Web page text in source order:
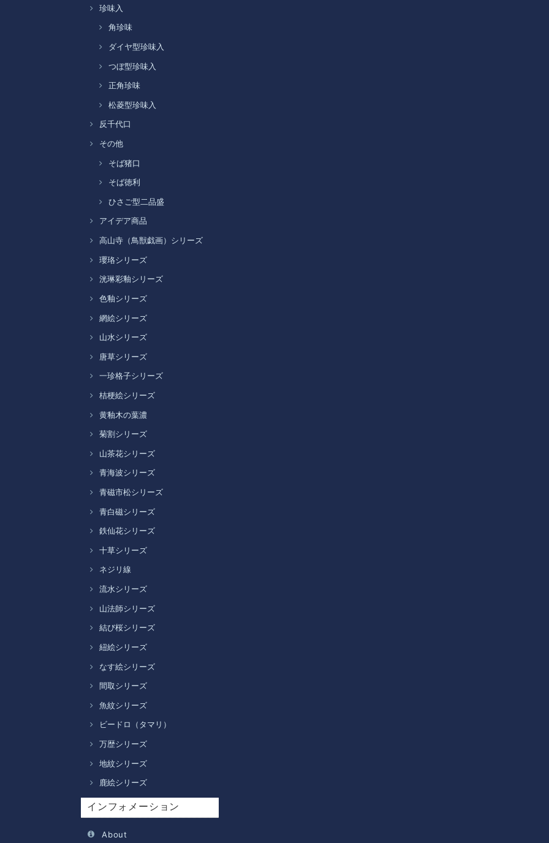
珍味入
角珍味
ダイヤ型珍味入
つぼ型珍味入
正角珍味
松菱型珍味入
反千代口
その他
そば猪口
そば徳利
ひさご型二品盛
アイデア商品
高山寺（鳥獣戯画）シリーズ
瓔珞シリーズ
洸琳彩釉シリーズ
色釉シリーズ
網絵シリーズ
山水シリーズ
唐草シリーズ
一珍格子シリーズ
桔梗絵シリーズ
黄釉木の葉濃
菊割シリーズ
山茶花シリーズ
青海波シリーズ
青磁市松シリーズ
青白磁シリーズ
鉄仙花シリーズ
十草シリーズ
ネジリ線
流水シリーズ
山法師シリーズ
結び桜シリーズ
紐絵シリーズ
なす絵シリーズ
間取シリーズ
魚紋シリーズ
ビードロ（タマリ）
万歴シリーズ
地紋シリーズ
鹿絵シリーズ
インフォメーション
About